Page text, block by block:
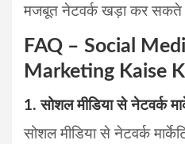
मजबूत नेटवर्क खड़ा कर सकते
FAQ – Social
Marketing Kaise
1. सोशल मीडिया से नेटवर्क
सोशल मीडिया से नेटवर्क